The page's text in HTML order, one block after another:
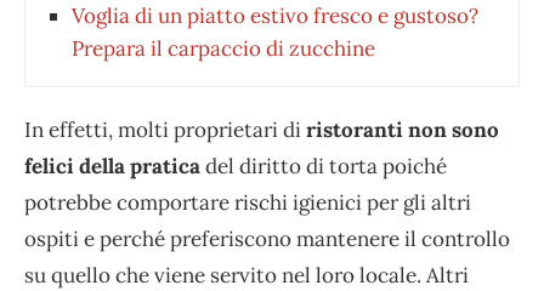
Voglia di un piatto estivo fresco e gustoso?
Prepara il carpaccio di zucchine
In effetti, molti proprietari diristoranti non sono
felici della praticadel diritto di torta poiché
potrebbe comportare rischi igienici per gli altri
ospiti e perché preferiscono mantenere il controllo
su quello che viene servito nel loro locale. Altri